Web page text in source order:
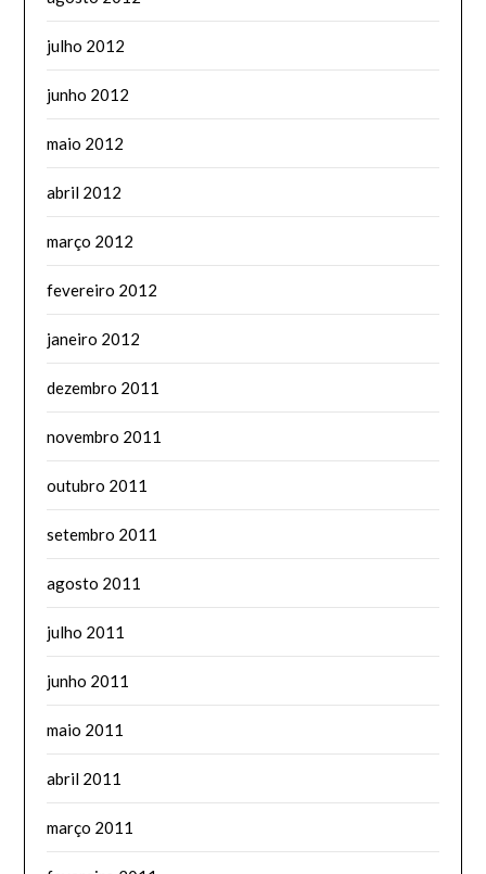
julho 2012
junho 2012
maio 2012
abril 2012
março 2012
fevereiro 2012
janeiro 2012
dezembro 2011
novembro 2011
outubro 2011
setembro 2011
agosto 2011
julho 2011
junho 2011
maio 2011
abril 2011
março 2011